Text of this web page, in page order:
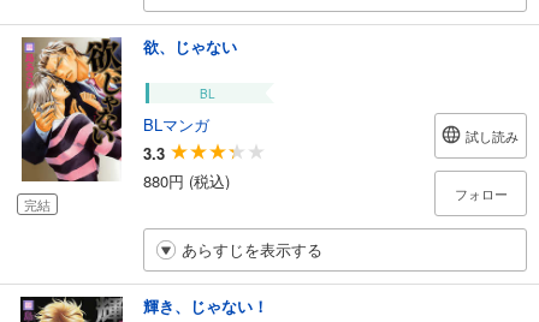
完結
欲、じゃない
BL
BLマンガ
3.3
880円 (税込)
試し読み
フォロー
あらすじを表示する
輝き、じゃない！